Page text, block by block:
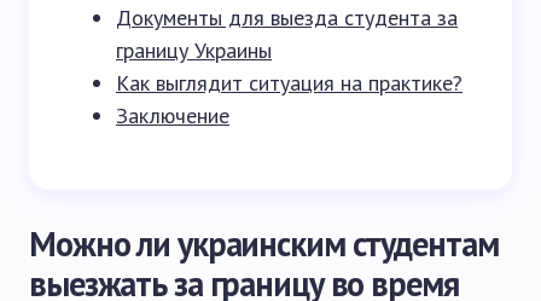
Документы для выезда студента за
границу Украины
Как выглядит ситуация на практике?
Заключение
Можно ли украинским студентам
выезжать за границу во время